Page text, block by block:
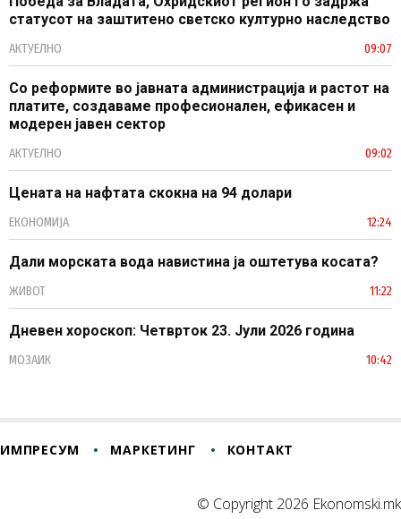
статусот на заштитено светско културно наследство
АКТУЕЛНО 09:07
Со реформите во јавната администрација и растот на
платите, создаваме професионален, ефикасен и
модерен јавен сектор
АКТУЕЛНО 09:02
Цената на нафтата скокна на 94 долари
ЕКОНОМИЈА 12:24
Дали морската вода навистина ја оштетува косата?
ЖИВОТ 11:22
Дневен хороскоп: Четврток 23. Јули 2026 година
МОЗАИК 10:42
ИМПРЕСУМ МАРКЕТИНГ КОНТАКТ
© Copyright 2026 Ekonomski.mk